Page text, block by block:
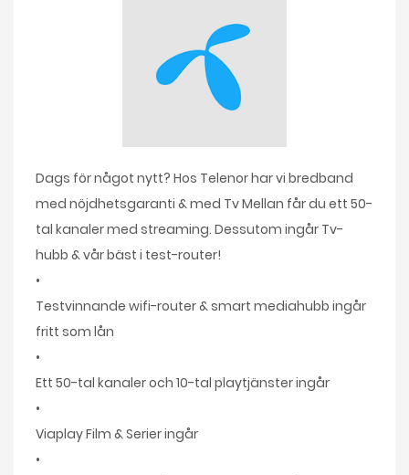
Dags för något nytt? Hos Telenor har vi bredband
med nöjdhetsgaranti & med Tv Mellan får du ett 50-
tal kanaler med streaming. Dessutom ingår Tv-
hubb & vår bäst i test-router!
•
Testvinnande wifi-router & smart mediahubb ingår
fritt som lån
•
Ett 50-tal kanaler och 10-tal playtjänster ingår
•
Viaplay Film & Serier ingår
•